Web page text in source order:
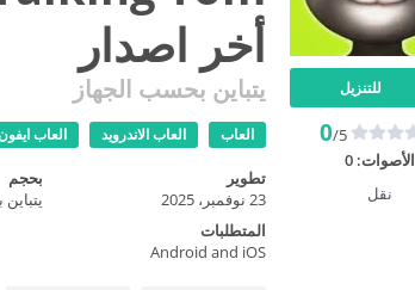
أخر اصدار
يتباين بحسب الجهاز
العاب العاب الاندرويد العاب
للتنزيل
0/5
الأصوات:0
نقل
تطوير
23 نوفمبر، 2025
بحجم
المتطلبات
Android and iOS